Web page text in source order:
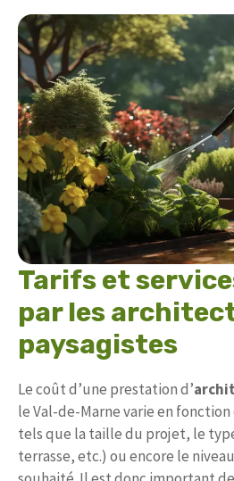
Tarifs et
par les
paysagistes
Le coût d’une prestation d’
le Val-de-Marne varie en
tels que la taille du projet, le
terrasse, etc.) ou encore le